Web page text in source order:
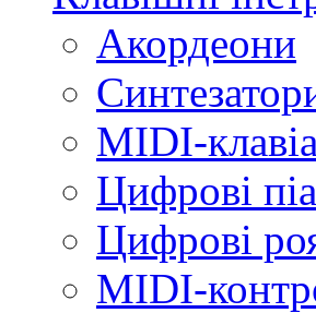
Акордеони
MIDI-
Цифрові
Цифрові
MIDI-